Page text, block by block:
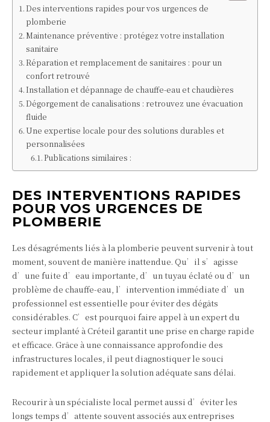
Des interventions rapides pour vos urgences de
plomberie
Maintenance préventive : protégez votre installation
sanitaire
Réparation et remplacement de sanitaires : pour un
confort retrouvé
Installation et dépannage de chauffe-eau et chaudières
Dégorgement de canalisations : retrouvez une évacuation
fluide
Une expertise locale pour des solutions durables et
personnalisées
Publications similaires :
DES INTERVENTIONS RAPIDES
POUR VOS URGENCES DE
PLOMBERIE
Les désagréments liés à la plomberie peuvent survenir à tout
moment, souvent de manière inattendue. Qu’il s’agisse
d’une fuite d’eau importante, d’un tuyau éclaté ou d’un
problème de chauffe-eau, l’intervention immédiate d’un
professionnel est essentielle pour éviter des dégâts
considérables. C’est pourquoi faire appel à un expert du
secteur implanté à Créteil garantit une prise en charge rapide
et efficace. Grâce à une connaissance approfondie des
infrastructures locales, il peut diagnostiquer le souci
rapidement et appliquer la solution adéquate sans délai.
Recourir à un spécialiste local permet aussi d’éviter les
longs temps d’attente souvent associés aux entreprises